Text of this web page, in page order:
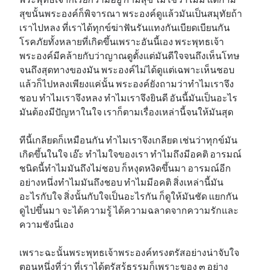
สุขนั้นพระองค์ก็พิจารณา พระองค์ดูแล้วมันเป็นสมุทัยถ้า
เราไปหลง ที่เราได้ทุกข์ฆ่าฟันรันแทงกันเบียดเบียนกัน
โรคภัยทั้งหลายที่เกิดขึ้นเพราะอันนี้เอง พระพุทธเจ้า
พระองค์มีคล้ายกับว่าญาณดูตั้งแต่มันดีใจจนถึงเห็นโทษ
จนถึงสุดทางของมัน พระองค์ไม่ได้ดูแต่เฉพาะเห็นชอบ
แล้วก็ไปหลงเพียงแค่นั้น พระองค์ยังถามว่าทำไมเราจึง
ชอบ ทำไมเราจึงหลง ทำไมเราจึงยินดี อันนี้มันเป็นอะไร
มันต้องมีปัญหาในใจ เราก็ตามเรื่องเหล่านี้จนให้มันสุด
ทีนี้เกลียดก็เหมือนกัน ทำไมเราจึงเกลียด เช่นว่าทุกข์มัน
เกิดขึ้นในใจ เอ๊ะ ทำไมใจของเรา ทำไมถึงมีอคติ อารมณ์
ชนิดนี้ทำไมมันถึงไม่ชอบ ก็หงุดหงิดขึ้นมา อารมณ์อีก
อย่างหนึ่งทำไมมันถึงชอบ ทำไมมีอคติ สิ่งเหล่านี้มัน
อะไรกับใจ สิ่งนั้นกับใจเป็นอะไรกัน ก็ดูให้มันชัด แยกกัน
ดูไปขึ้นมา จะได้ความรู้ ได้ความฉลาดจากความรักและ
ความชังนี่เอง
เพราะฉะนั้นพระพุทธเจ้าพระองค์ทรงตรัสอย่างน่าจับใจ
ตอนหนึ่งที่ว่า ที่เราได้ตรัสรู้ธรรมก็เพราะของ ๓ อย่าง